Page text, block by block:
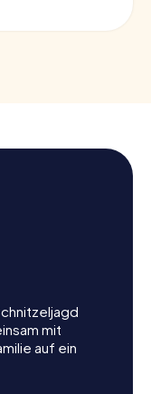
mit
auf ein